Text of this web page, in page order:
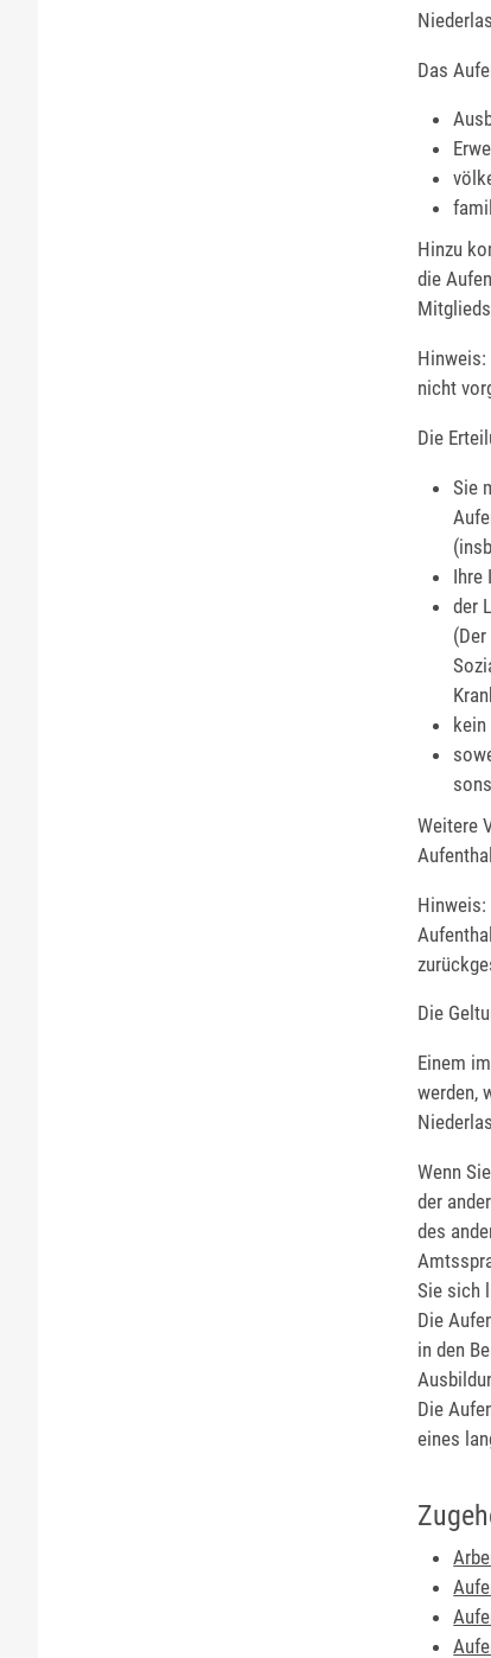
Das
Hinzu
die
nicht
Die
Sie
Ihre
der
Weitere
Hinweis:
Die
Einem
werden,
Wenn
der
des
Sie sich
Die
in den
Die
eines